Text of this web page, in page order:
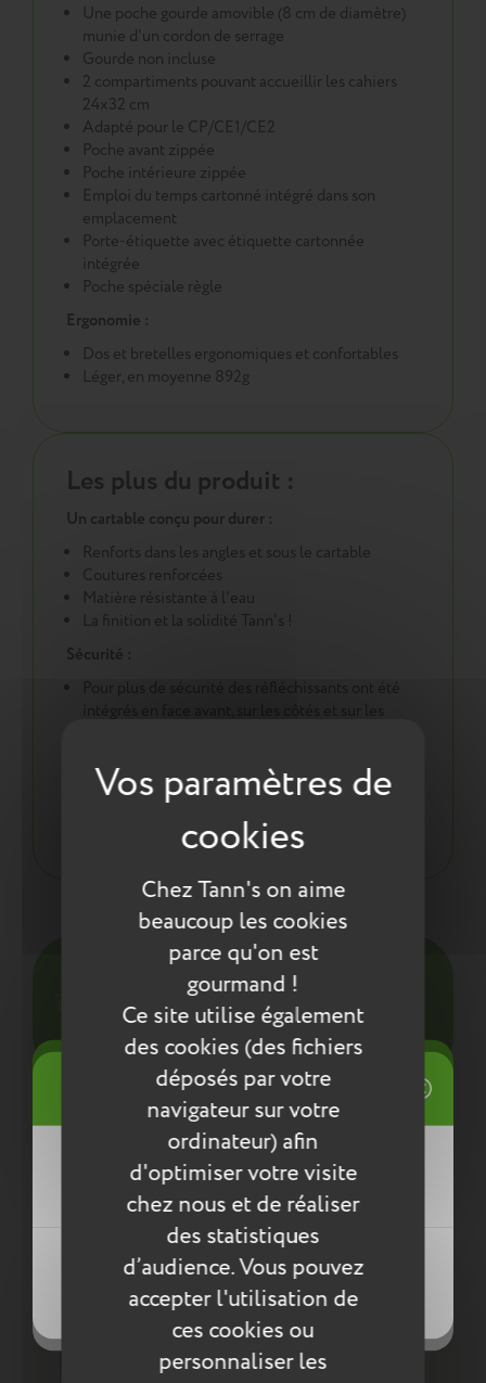
Chez Tann's on aime
beaucoup les cookies
parce qu'on est
gourmand !
Ce site utilise également
des cookies (des fichiers
déposés par votre
navigateur sur votre
ordinateur) afin
d'optimiser votre visite
chez nous et de réaliser
des statistiques
d’audience. Vous pouvez
accepter l'utilisation de
ces cookies ou
personnaliser les
Une poche gourde amovible (8 cm de diamètre)
munie d'un cordon de serrage
Gourde non incluse
2 compartiments pouvant accueillir les cahiers
24x32 cm
Adapté pour le CP/CE1/CE2
Poche avant zippée
Poche intérieure zippée
Emploi du temps cartonné intégré dans son
emplacement
Porte-étiquette avec étiquette cartonnée
intégrée
Poche spéciale règle
Ergonomie :
Dos et bretelles ergonomiques et confortables
Léger, en moyenne 892g
Les plus du produit :
Un cartable conçu pour durer :
Renforts dans les angles et sous le cartable
Coutures renforcées
Matière résistante à l'eau
La finition et la solidité Tann's !
Sécurité :
Une démarche éco responsable :
Tout pour la santé de votre enfant : respect des
normes environnementales européennes ReACH
Entretien
Pour l’entretien de nos produits, nous vous
conseillons d’utiliser un chiffon humide ou une
éponge légèrement humidifiée à l'eau
savonneuse. N’utilisez pas de produits agressifs
qui risqueraient de détériorer le produit.
Compléter la collection
Mes listes d'envies
Créer une nouvelle liste
((title))
((cancelText))
((createText))
Connexion
Vous devez être connecté pour ajouter
des produits à votre liste d'envies.
((cancelText))
((loginText))